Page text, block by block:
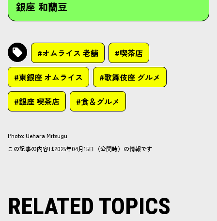
銀座 和蘭豆
#オムライス 老舗 #喫茶店
#東銀座 オムライス #歌舞伎座 グルメ
#銀座 喫茶店 #食＆グルメ
Photo: Uehara Mitsugu
この記事の内容は2025年04月15日（公開時）の情報です
RELATED TOPICS